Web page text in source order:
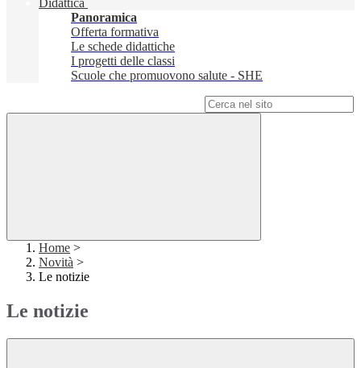
Didattica
Panoramica
Offerta formativa
Le schede didattiche
I progetti delle classi
Scuole che promuovono salute - SHE
Home >
Novità >
Le notizie
Le notizie